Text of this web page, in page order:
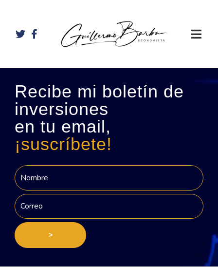
Recibe mi boletín de
inversiones
en tu email,
¡suscríbete!
>